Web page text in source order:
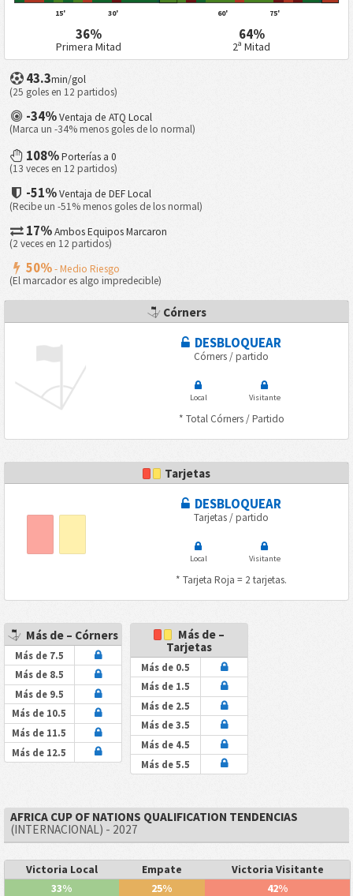
15' 30' 60' 75'
36%
Primera Mitad
64%
2ª Mitad
43.3min/gol
(25 goles en 12 partidos)
-34%Ventaja de ATQ Local
(Marca un -34% menos goles de lo normal)
108%Porterías a 0
(13 veces en 12 partidos)
-51%Ventaja de DEF Local
(Recibe un -51% menos goles de los normal)
17%Ambos Equipos Marcaron
(2 veces en 12 partidos)
50%- Medio Riesgo
(El marcador es algo impredecible)
Córners
DESBLOQUEAR
Córners / partido
Local Visitante
* Total Córners / Partido
Tarjetas
DESBLOQUEAR
Tarjetas / partido
Local Visitante
* Tarjeta Roja = 2 tarjetas.
Más de – Córners
Más de 7.5
Más de 8.5
Más de 9.5
Más de 10.5
Más de 11.5
Más de 12.5
Más de –
Tarjetas
Más de 0.5
Más de 1.5
Más de 2.5
Más de 3.5
Más de 4.5
Más de 5.5
AFRICA CUP OF NATIONS QUALIFICATION TENDENCIAS
(INTERNACIONAL) - 2027
Victoria Local Empate
Victoria Visitante
33%
25% 42%